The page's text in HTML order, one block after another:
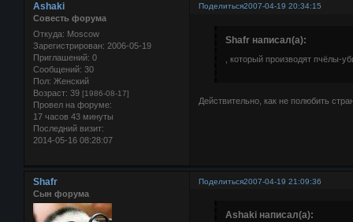
Поделиться2007-04-19 20:34:15
Ashaki
Совесть форума
Откуда: Moscow
Зарегистрирован: 2006-05-19
Приглашений: 0
Сообщений: 30
Пол: Женский
Возраст: 39 [1986-08-17]
Провел на форуме:
17 часов 43 минуты
Последний визит:
2014-05-16 08:28:07
Shafr написал(а):
, который производят пчёлы-
Действительно, как не полюбить
Поделиться2007-04-19 21:09:36
Shafr
Сын форума
Ashaki написал(а):